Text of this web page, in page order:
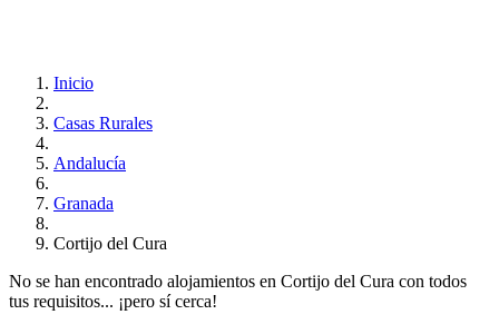
Inicio
Casas Rurales
Andalucía
Granada
Cortijo del Cura
No se han encontrado alojamientos en Cortijo del Cura con todos
tus requisitos... ¡pero sí cerca!